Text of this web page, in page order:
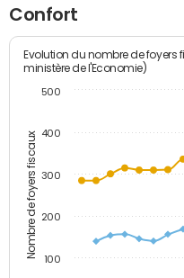
Confort
Nombre de foyers fiscaux
Evolution du nombre de foyers
ministère de l'Economie)
100
200
300
400
500